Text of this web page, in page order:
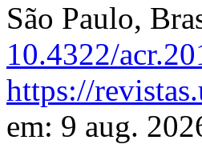
São Paulo,
10.4322/
https://
em: 9 aug.